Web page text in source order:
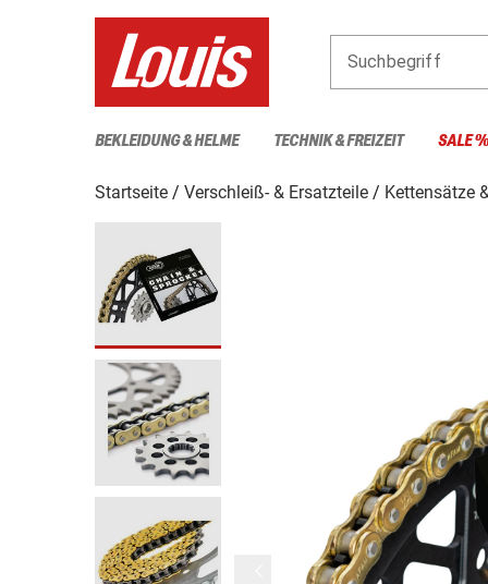
Suchbegriff
BEKLEIDUNG & HELME TECHNIK & FREIZEIT SALE %
Startseite Verschleiß- & Ersatzteile Kettensätze